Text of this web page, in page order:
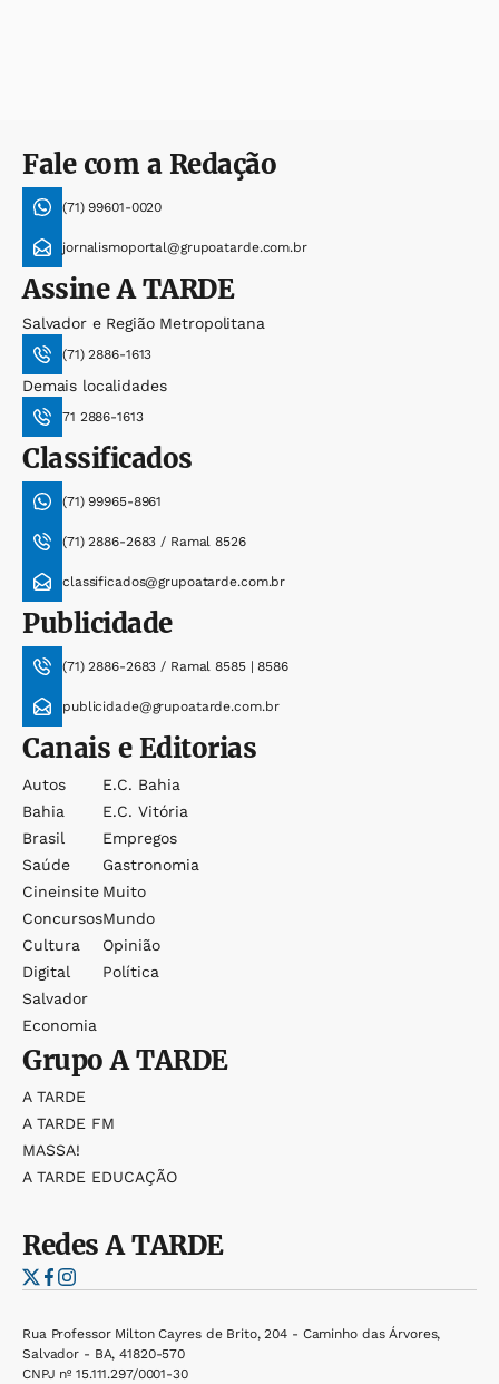
Fale com a Redação
(71) 99601-0020
jornalismoportal@grupoatarde.com.br
AssineA TARDE
Salvador e Região Metropolitana
(71) 2886-1613
Demais localidades
71 2886-1613
Classificados
(71) 99965-8961
(71) 2886-2683 / Ramal 8526
classificados@grupoatarde.com.br
Publicidade
(71) 2886-2683 / Ramal 8585 | 8586
publicidade@grupoatarde.com.br
Canais e Editorias
Autos
Bahia
Brasil
Saúde
Cineinsite
Concursos
Cultura
Digital
Salvador
Economia
E.c. Bahia
E.c. Vitória
Empregos
Gastronomia
Muito
Mundo
Opinião
Política
GrupoA TARDE
A TARDE
A TARDE FM
MASSA!
A TARDE EDUCAÇÃO
RedesA TARDE
Rua Professor Milton Cayres de Brito, 204 - Caminho das Árvores,
Salvador - BA, 41820-570
CNPJ nº 15.111.297/0001-30